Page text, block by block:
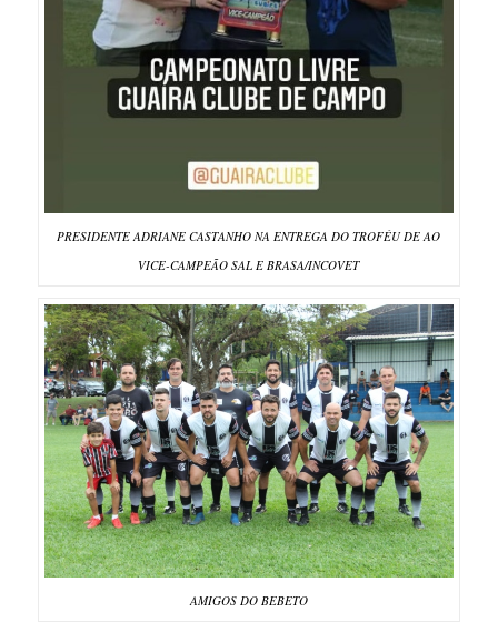
PRESIDENTE ADRIANE CASTANHO NA ENTREGA DO TROFÉU DE AO
VICE-CAMPEÃO SAL E BRASA/INCOVET
AMIGOS DO BEBETO